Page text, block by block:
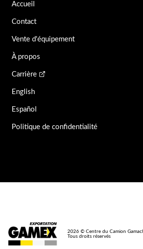
Accueil
Contact
Vente d'équipement
À propos
Carrière
English
Español
Politique de confidentialité
2026 © Centre du Camion
Tous droits réservés